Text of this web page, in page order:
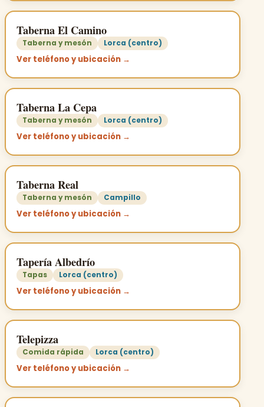
Taberna El Camino
Taberna y mesón Lorca (centro)
Ver teléfono y ubicación →
Taberna La Cepa
Taberna y mesón Lorca (centro)
Ver teléfono y ubicación →
Taberna Real
Taberna y mesón Campillo
Ver teléfono y ubicación →
Tapería Albedrío
Tapas Lorca (centro)
Ver teléfono y ubicación →
Telepizza
Comida rápida Lorca (centro)
Ver teléfono y ubicación →